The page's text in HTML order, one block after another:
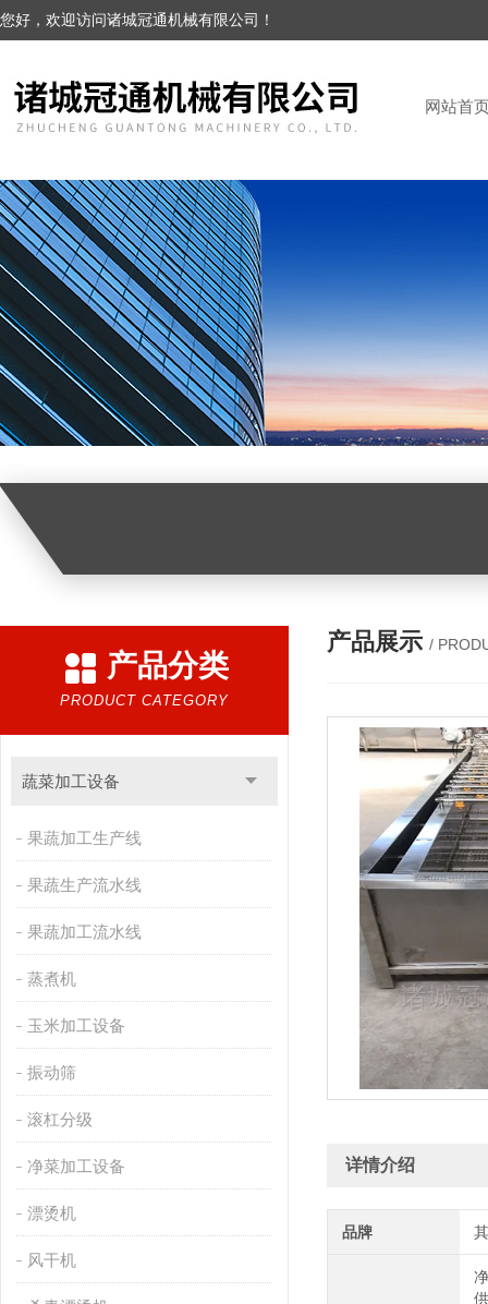
您好，欢迎访问诸城冠通机械有限公司！
网站首
产品分类
PRODUCT CATEGORY
蔬菜加工设备
果蔬加工生产线
果蔬生产流水线
果蔬加工流水线
蒸煮机
玉米加工设备
振动筛
滚杠分级
净菜加工设备
漂烫机
风干机
产品展示 /
详情介绍
品牌